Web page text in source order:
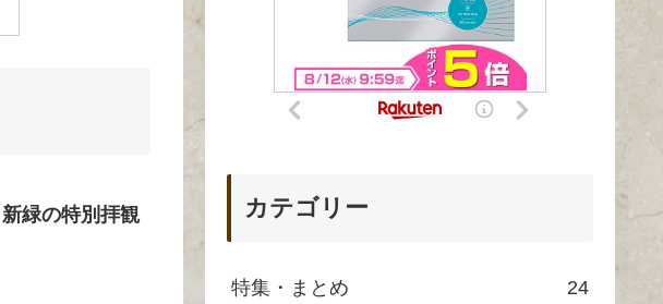
新緑の特別拝観
カテゴリー
特集・まとめ 24